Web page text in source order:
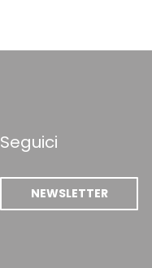
Seguici
NEWSLETTER